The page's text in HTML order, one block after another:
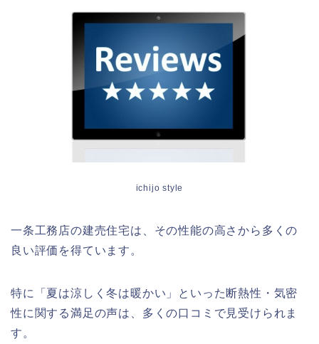
ichijo style
一条工務店の建売住宅は、その性能の高さから多くの
良い評価を得ています。
特に「夏は涼しく冬は暖かい」といった断熱性・気密
性に関する満足の声は、多くの口コミで見受けられま
す。